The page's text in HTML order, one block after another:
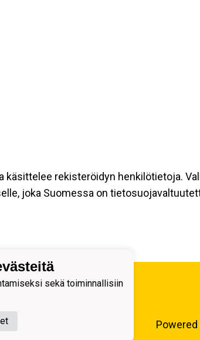
käsittelee rekisteröidyn henkilötietoja.
joka Suomessa on
Powered
sekä toiminnallisiin